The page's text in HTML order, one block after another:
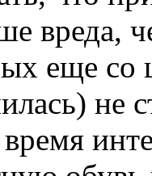
вреда,
еще со
не